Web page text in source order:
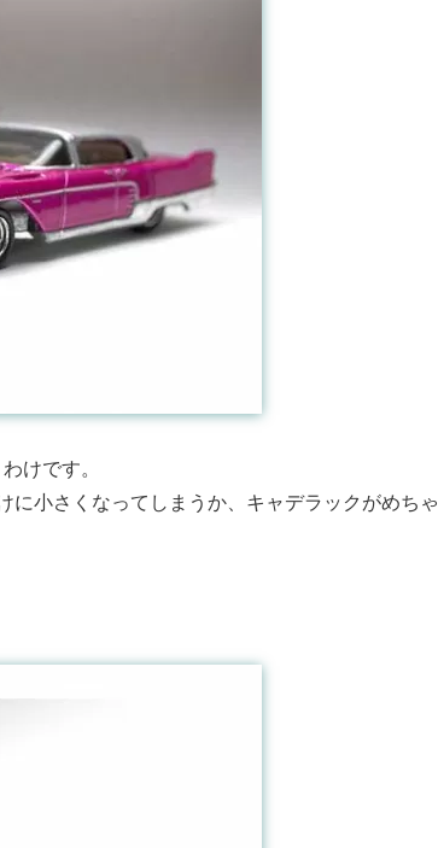
けです。
に小さくなってしまうか、キャデラックがめちゃ